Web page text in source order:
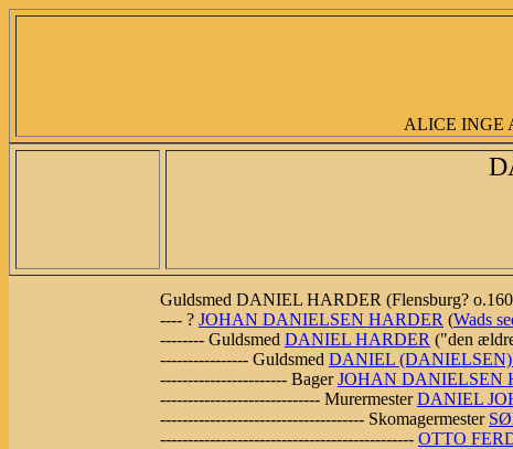
ALICE INGE
Guldsmed DANIEL HARDER (Flensburg?
---- ? JOHAN DANIELSEN HARDER (Wads
-------- Guldsmed DANIEL HARDER ("den
---------------- Guldsmed DANIEL
----------------------- BagerJOHAN DANIELSEN
----------------------------- MurermesterDANIEL
------------------------------------- Skomagermester
---------------------------------------------- OTTO